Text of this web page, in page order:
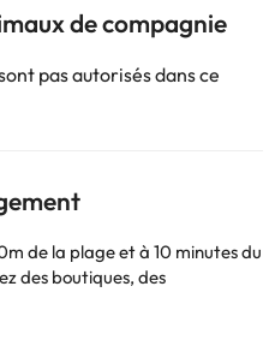
de compagnie
pas autorisés dans ce
de la plage et à 10 minutes du
des boutiques, des